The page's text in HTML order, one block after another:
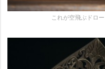
これが空飛ぶドロ